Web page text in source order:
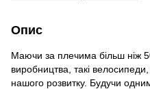
Опис
Маючи за плечима більш ніж
виробництва, такі
нашого розвитку. Будучи